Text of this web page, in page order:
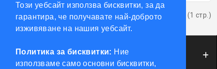
Този уебсайт използва бисквитки, за да
гарантира, че получавате най-доброто
изживяване на нашия уебсайт.
Политика за бисквитки: Ние
използваме само основни бисквитки,
Показва от 1 до 7 от 7 (1 стр.)
ИНФОРМАЦИЯ